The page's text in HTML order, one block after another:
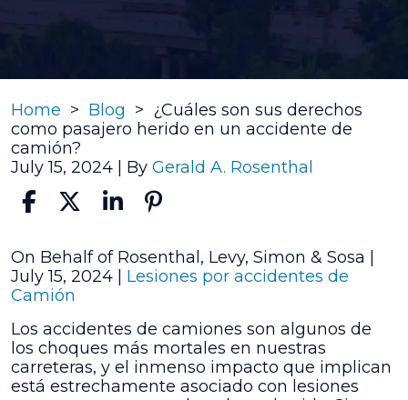
Home > Blog > ¿Cuáles son sus derechos
como pasajero herido en un accidente de
camión?
July 15, 2024 | By Gerald A. Rosenthal
¿Cuáles
son
sus
como
pasajero
herido
en
On Behalf of Rosenthal, Levy, Simon & Sosa |
July 15, 2024
Lesiones por accidentes de
Camión
Los accidentes de camiones son algunos de
los choques más mortales en nuestras
carreteras, y el inmenso impacto que implican
está estrechamente asociado con lesiones